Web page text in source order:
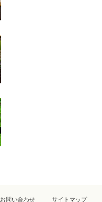
お問い合わせ サイトマップ